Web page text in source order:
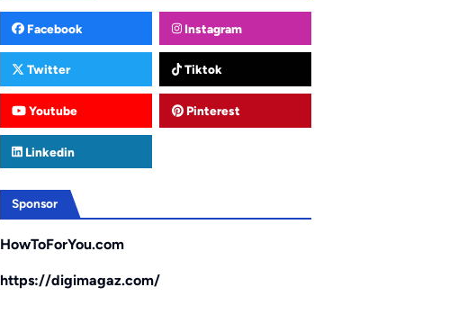
Facebook Instagram
Twitter Tiktok
Youtube Pinterest
Linkedin
Sponsor
HowToForYou.com
https://digimagaz.com/